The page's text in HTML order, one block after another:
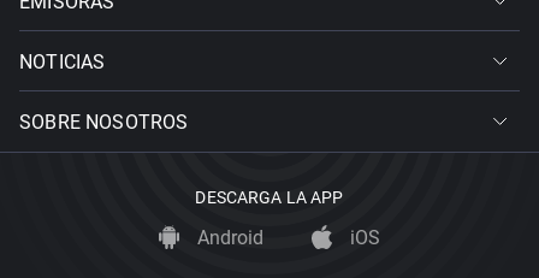
NOTICIAS
SOBRE NOSOTROS
DESCARGA LA APP
Android iOS